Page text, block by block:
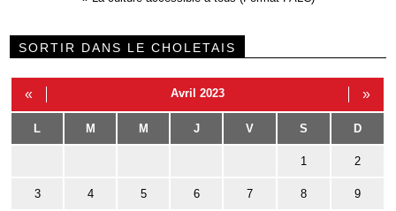
SORTIR DANS LE CHOLETAIS
« Avril 2023 »
L M M J V S D
1 2
3 4 5 6 7 8 9